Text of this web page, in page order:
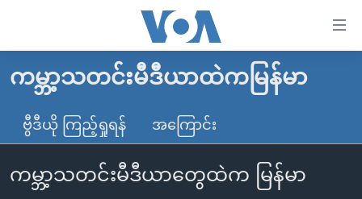
လွယ်ကူ
သည့်
များ
မူလစာမျက်နှာ
မြန်မာ
ကမ္ဘာ့သတင်းများ
နိုင်ငံတကာ
ဗွီဒီယို
ကမ္ဘာ့သတင်းမီဒီယာထဲကမြန်မာ
ဗွီဒီယို ကြည့်ရှုရန် အကြောင်း
ကမ္ဘာ့သတင်းမီဒီယာတွေထဲက မြန်မာ